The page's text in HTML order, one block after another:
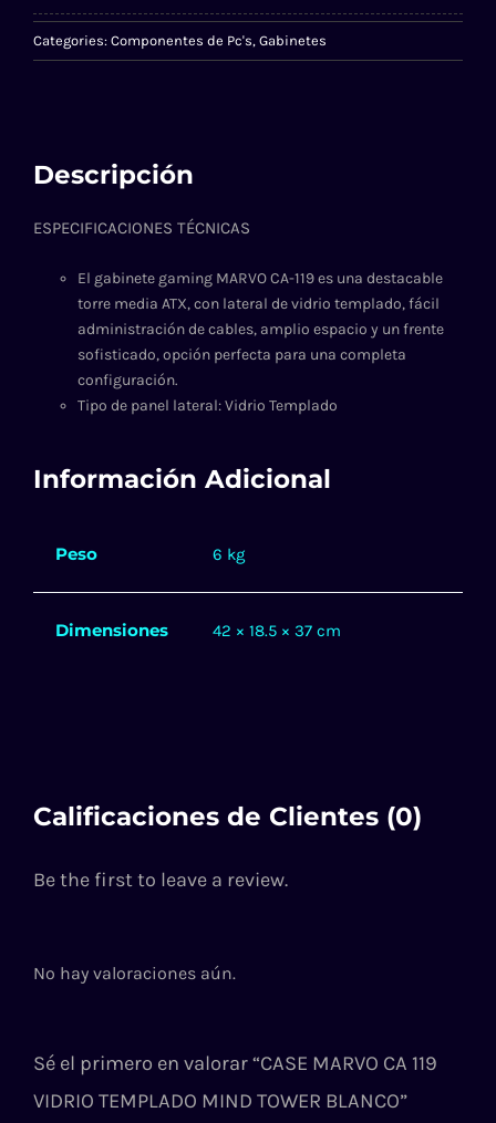
Categories: Componentes de Pc's, Gabinetes
Descripción
ESPECIFICACIONES TÉCNICAS
El gabinete gaming MARVO CA-119 es una destacable
torre media ATX, con lateral de vidrio templado, fácil
administración de cables, amplio espacio y un frente
sofisticado, opción perfecta para una completa
configuración.
Tipo de panel lateral: Vidrio Templado
Información Adicional
Peso 6 kg
Dimensiones 42 × 18.5 × 37 cm
Calificaciones de Clientes (0)
Be the first to leave a review.
No hay valoraciones aún.
Sé el primero en valorar “CASE MARVO CA 119
VIDRIO TEMPLADO MIND TOWER BLANCO”